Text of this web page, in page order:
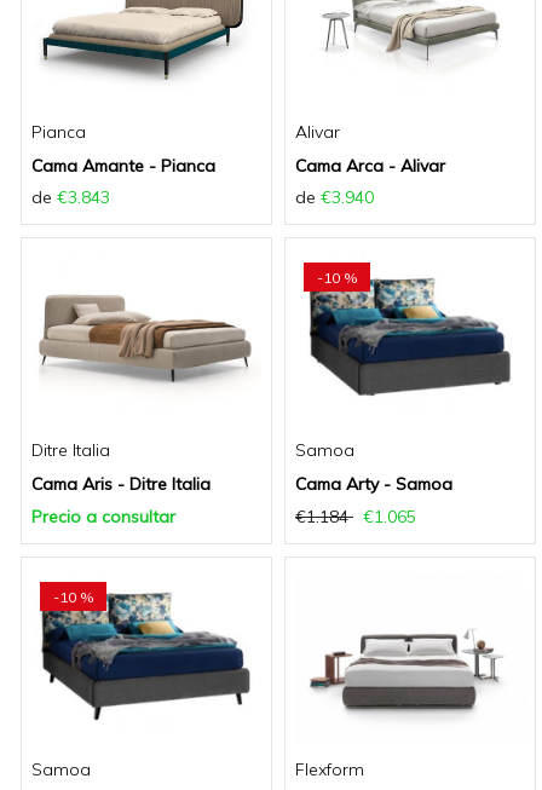
Pianca
Cama Amante - Pianca
de €3.843
Alivar
Cama Arca - Alivar
de €3.940
Ditre Italia
Cama Aris - Ditre Italia
Precio a consultar
-10 %
Samoa
Cama Arty - Samoa
€1.184
€1.065
-10 %
Samoa
Flexform